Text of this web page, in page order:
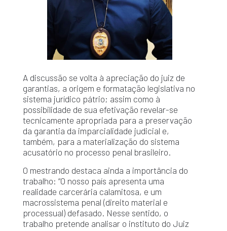
A discussão se volta à apreciação do juiz de
garantias, a origem e formatação legislativa no
sistema jurídico pátrio; assim como à
possibilidade de sua efetivação revelar-se
tecnicamente apropriada para a preservação
da garantia da imparcialidade judicial e,
também, para a materialização do sistema
acusatório no processo penal brasileiro.
O mestrando destaca ainda a importância do
trabalho: “O nosso país apresenta uma
realidade carcerária calamitosa, e um
macrossistema penal (direito material e
processual) defasado. Nesse sentido, o
trabalho pretende analisar o instituto do Juiz